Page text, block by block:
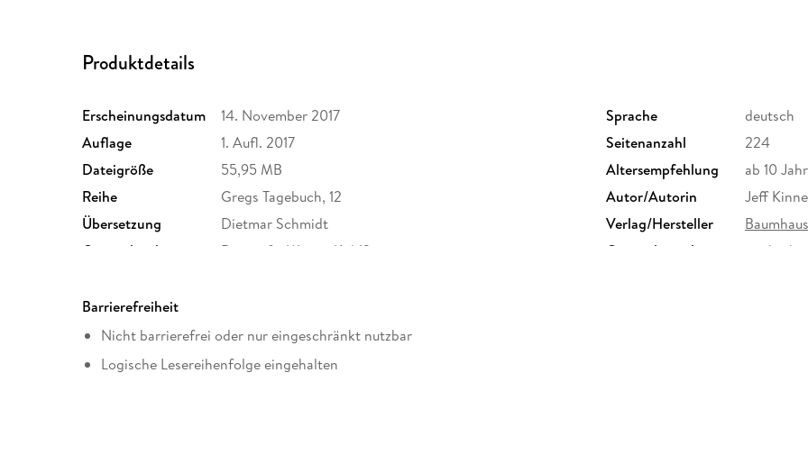
Produktdetails
Erscheinungsdatum 14. November 2017 Sprache
deutsch
Auflage
1. Aufl. 2017 Seitenanzahl
224
Dateigröße
55,95 MB Altersempfehlung
ab 10
Reihe
Gregs Tagebuch, 12 Autor/Autorin
Jeff
Übersetzung
Dietmar Schmidt Verlag/Hersteller
Baumhaus
Originaltitel
Diary of a Wimpy Kid 12 Originalsprache
englisch
Produktart
ISBN
9783732547661
Barrierefreiheit
Nicht barrierefrei oder nur eingeschränkt nutzbar
Logische Lesereihenfolge eingehalten